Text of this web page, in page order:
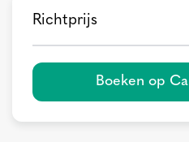
Richtprijs
Boeken op